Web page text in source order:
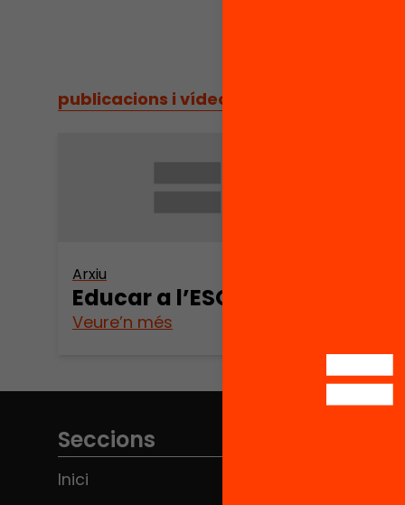
publicacions i vídeos
Arxiu
Educar a l’ESO
Veure’n més
Seccions
Inici